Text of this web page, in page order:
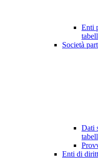
Enti
Società
Dati
Enti di